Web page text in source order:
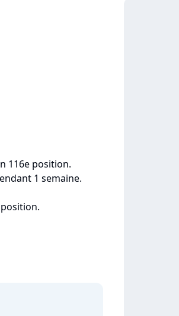
116e position.
1 semaine.